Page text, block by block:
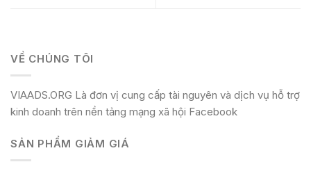
VỀ CHÚNG TÔI
VIAADS.ORG Là đơn vị cung cấp tài nguyên và dịch vụ hỗ trợ
kinh doanh trên nền tảng mạng xã hội Facebook
SẢN PHẨM GIẢM GIÁ